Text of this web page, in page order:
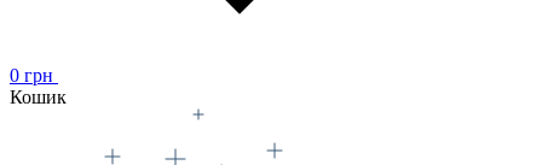
0 грн
Кошик